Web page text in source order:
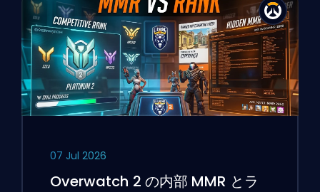
07 Jul 2026
Overwatch 2 の内部 MMR とラ